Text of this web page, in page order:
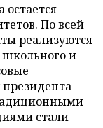
остается
По всей
реализуются
и
президента
стали